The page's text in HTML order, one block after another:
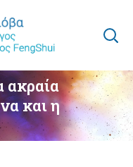
ακραία
και η